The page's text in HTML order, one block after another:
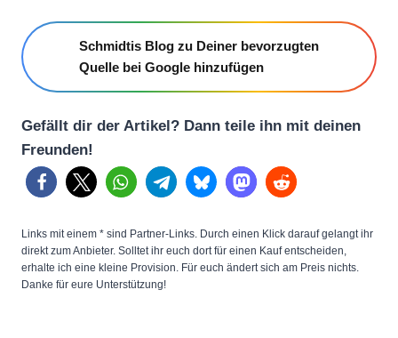
Schmidtis Blog zu Deiner bevorzugten
Quelle bei Google hinzufügen
Gefällt dir der Artikel? Dann teile ihn mit deinen
Freunden!
Links mit einem * sind Partner-Links. Durch einen Klick darauf gelangt ihr
direkt zum Anbieter. Solltet ihr euch dort für einen Kauf entscheiden,
erhalte ich eine kleine Provision. Für euch ändert sich am Preis nichts.
Danke für eure Unterstützung!